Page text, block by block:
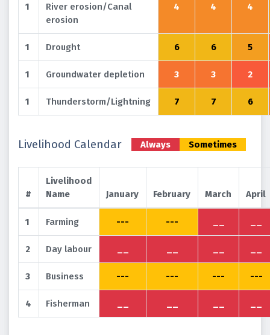
1
River erosion/Canal
erosion
4 4 4
1 Drought 6 6 5
1 Groundwater depletion 3 3 2
1 Thunderstorm/Lightning 7 7 6
Livelihood Calendar Always Sometimes
#
Livelihood
Name
January February March April
1 Farming --- ---
2 Day labour
3 Business --- --- --- ---
4 Fisherman